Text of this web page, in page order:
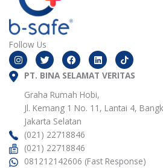
Follow Us
I
n
s
t
T
w
i
t
e
F
a
c
e
o
o
L
i
n
k
d
i
n
PT. BINA SELAMAT VERITAS
Graha Rumah Hobi,
Jl. Kemang 1 No. 11, Lantai 4,
Jakarta Selatan
(021) 22718846
(021) 22718846
081212142606 (Fast Response)